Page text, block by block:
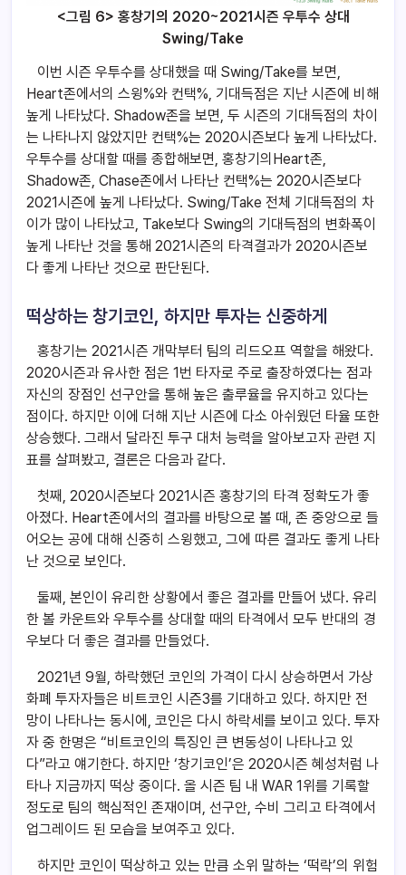
<그림 6> 홍창기의 2020~2021시즌 우투수 상대
Swing/Take
이번 시즌 우투수를 상대했을 때 Swing/Take를 보면,
Heart존에서의 스윙%와 컨택%, 기대득점은 지난 시즌에 비해
높게 나타났다. Shadow존을 보면, 두 시즌의 기대득점의 차이
는 나타나지 않았지만 컨택%는 2020시즌보다 높게 나타났다.
우투수를 상대할 때를 종합해보면, 홍창기의Heart존,
Shadow존, Chase존에서 나타난 컨택%는 2020시즌보다
2021시즌에 높게 나타났다. Swing/Take 전체 기대득점의 차
이가 많이 나타났고, Take보다 Swing의 기대득점의 변화폭이
높게 나타난 것을 통해 2021시즌의 타격결과가 2020시즌보
다 좋게 나타난 것으로 판단된다.
떡상하는 창기코인, 하지만 투자는 신중하게
홍창기는 2021시즌 개막부터 팀의 리드오프 역할을 해왔다.
2020시즌과 유사한 점은 1번 타자로 주로 출장하였다는 점과
자신의 장점인 선구안을 통해 높은 출루율을 유지하고 있다는
점이다. 하지만 이에 더해 지난 시즌에 다소 아쉬웠던 타율 또한
상승했다. 그래서 달라진 투구 대처 능력을 알아보고자 관련 지
표를 살펴봤고, 결론은 다음과 같다.
첫째, 2020시즌보다 2021시즌 홍창기의 타격 정확도가 좋
아졌다. Heart존에서의 결과를 바탕으로 볼 때, 존 중앙으로 들
어오는 공에 대해 신중히 스윙했고, 그에 따른 결과도 좋게 나타
난 것으로 보인다.
둘째, 본인이 유리한 상황에서 좋은 결과를 만들어 냈다. 유리
한 볼 카운트와 우투수를 상대할 때의 타격에서 모두 반대의 경
우보다 더 좋은 결과를 만들었다.
2021년 9월, 하락했던 코인의 가격이 다시 상승하면서 가상
화폐 투자자들은 비트코인 시즌3를 기대하고 있다. 하지만 전
망이 나타나는 동시에, 코인은 다시 하락세를 보이고 있다. 투자
자 중 한명은 “비트코인의 특징인 큰 변동성이 나타나고 있
다”라고 얘기한다. 하지만 ‘창기코인’은 2020시즌 혜성처럼 나
타나 지금까지 떡상 중이다. 올 시즌 팀 내 WAR 1위를 기록할
정도로 팀의 핵심적인 존재이며, 선구안, 수비 그리고 타격에서
업그레이드 된 모습을 보여주고 있다.
하지만 코인이 떡상하고 있는 만큼 소위 말하는 ‘떡락’의 위험